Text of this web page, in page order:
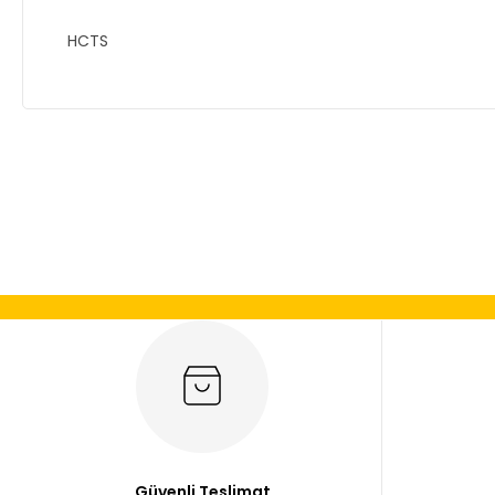
HCTS
Ürün bilgilerinde hatalar bulunuyor.
Bu ürüne benzer farklı alternatifler olmalı.